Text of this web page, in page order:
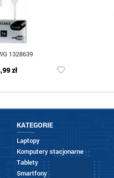
1328639
zł
KATEGORIE
Laptopy
Komputery stacjonarne
Tablety
Smartfony